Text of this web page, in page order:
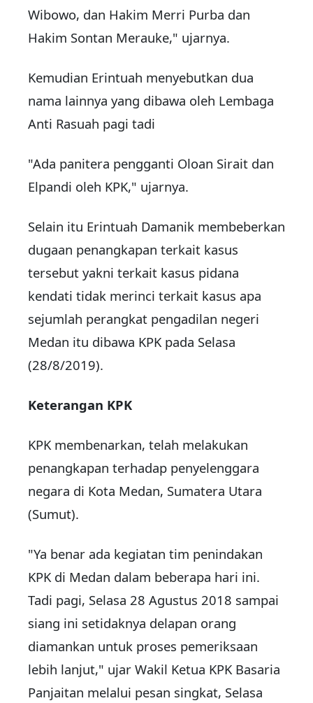
Wibowo, dan Hakim Merri Purba dan
Hakim Sontan Merauke," ujarnya.
Kemudian Erintuah menyebutkan dua
nama lainnya yang dibawa oleh Lembaga
Anti Rasuah pagi tadi
"Ada panitera pengganti Oloan Sirait dan
Elpandi oleh KPK," ujarnya.
Selain itu Erintuah Damanik membeberkan
dugaan penangkapan terkait kasus
tersebut yakni terkait kasus pidana
kendati tidak merinci terkait kasus apa
sejumlah perangkat pengadilan negeri
Medan itu dibawa KPK pada Selasa
(28/8/2019).
Keterangan KPK
KPK membenarkan, telah melakukan
penangkapan terhadap penyelenggara
negara di Kota Medan, Sumatera Utara
(Sumut).
"Ya benar ada kegiatan tim penindakan
KPK di Medan dalam beberapa hari ini.
Tadi pagi, Selasa 28 Agustus 2018 sampai
siang ini setidaknya delapan orang
diamankan untuk proses pemeriksaan
lebih lanjut," ujar Wakil Ketua KPK Basaria
Panjaitan melalui pesan singkat, Selasa